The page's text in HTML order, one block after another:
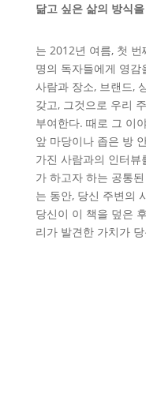
닮고 싶은 삶의 방식
는 2012년 여름, 첫
명의 독자들에게 영
사람과 장소, 브랜드,
갖고, 그것으로 우리
부여한다. 때로 그 이
앞 마당이나 좁은 방
가진 사람과의 인터뷰
가 하고자 하는 공통
는 동안, 당신 주변의
당신이 이 책을 덮은
리가 발견한 가치가